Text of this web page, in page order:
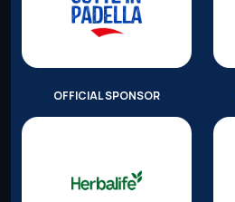
OFFICIAL SPONSOR